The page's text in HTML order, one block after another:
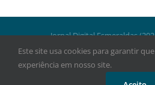
Jornal Digital Esmeraldas
reservados.
Facebook
Este site usa cookies para garantir
experiência em nosso site.